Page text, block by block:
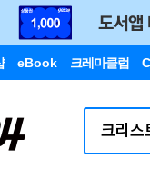
eBook 크레마클럽